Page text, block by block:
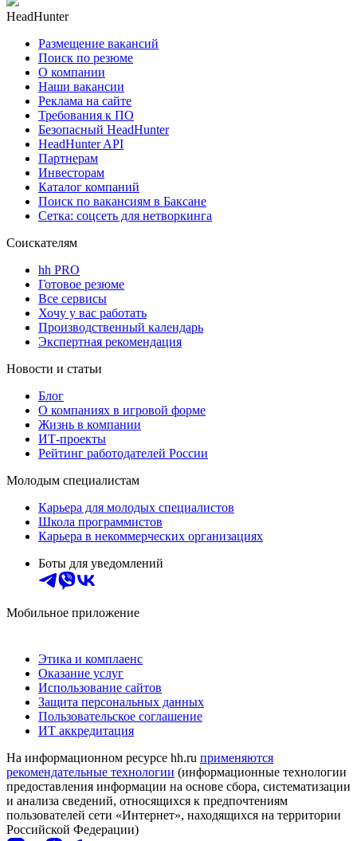
HeadHunter
Размещение вакансий
Поиск по резюме
О компании
Наши вакансии
Реклама на сайте
Требования к ПО
Безопасный HeadHunter
HeadHunter API
Партнерам
Инвесторам
Каталог компаний
Поиск по вакансиям в Баксане
Сетка: соцсеть для нетворкинга
Соискателям
hh PRO
Готовое резюме
Все сервисы
Хочу у вас работать
Производственный календарь
Экспертная рекомендация
Новости и статьи
Блог
О компаниях в игровой форме
Жизнь в компании
ИТ-проекты
Рейтинг работодателей России
Молодым специалистам
Карьера для молодых специалистов
Школа программистов
Карьера в некоммерческих организациях
Боты для уведомлений
Мобильное приложение
Этика и комплаенс
Оказание услуг
Использование сайтов
Защита персональных данных
Пользовательское соглашение
ИТ аккредитация
На информационном ресурсе hh.ru применяются
рекомендательные технологии (информационные технологии
предоставления информации на основе сбора, систематизации
и анализа сведений, относящихся к предпочтениям
пользователей сети «Интернет», находящихся на территории
Российской Федерации)